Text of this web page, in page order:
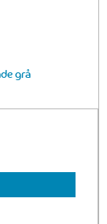
grå